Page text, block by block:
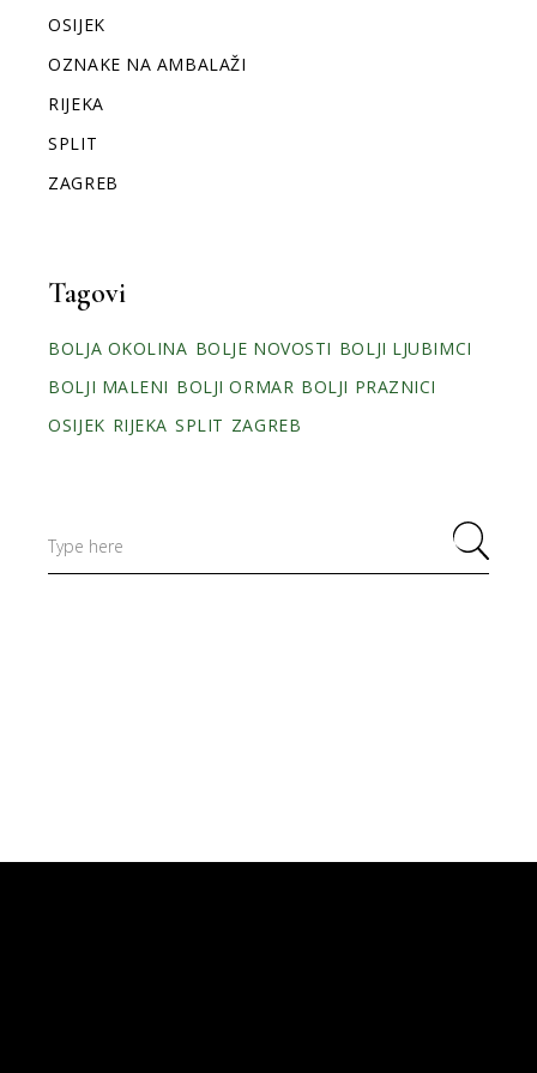
OSIJEK
OZNAKE NA AMBALAŽI
RIJEKA
SPLIT
ZAGREB
Tagovi
BOLJA OKOLINA BOLJE NOVOSTI BOLJI LJUBIMCI
BOLJI MALENI BOLJI ORMAR BOLJI PRAZNICI
OSIJEK RIJEKA SPLIT ZAGREB
for: